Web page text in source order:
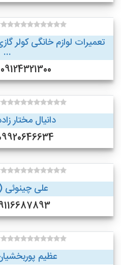
تعمیرات لوازم خانگی کولر
...
09124321300 (گرمسار )
دانیال مختار
09920646634 (اصفهان)
علی چینوئی
09116687893 (گرگان)
عظیم